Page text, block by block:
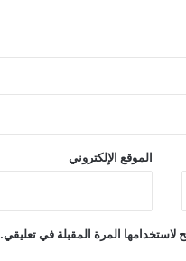
الموقع الإلكتروني
المرة المقبلة في تعليقي.